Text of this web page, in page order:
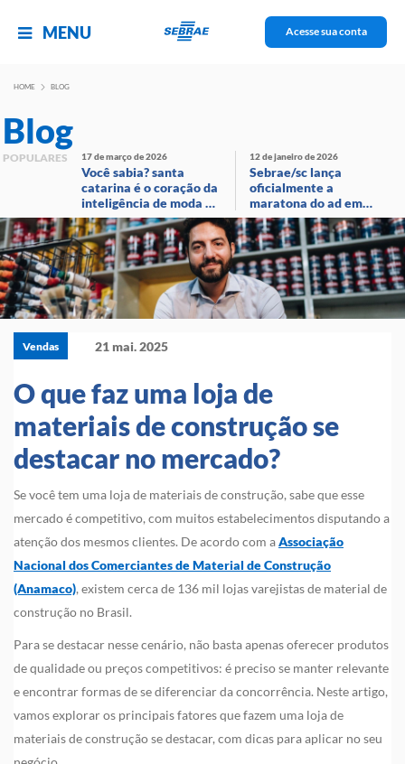
MENU Acesse sua conta
HOME BLOG
Blog
POPULARES 17 de março de 2026
Você sabia? santa
catarina é o coração da
inteligência de moda no
brasil!
12 de janeiro de 2026
Sebrae/sc lança
oficialmente a
maratona do ad em
evento com
transmissão ao vivo
Vendas 21 mai. 2025
O que faz uma loja de
materiais de construção se
destacar no mercado?
Se você tem uma loja de materiais de construção, sabe que esse
mercado é competitivo, com muitos estabelecimentos disputando a
atenção dos mesmos clientes. De acordo com aAssociação
Nacional dos Comerciantes de Material de Construção
(Anamaco), existem cerca de 136 mil lojas varejistas de material de
construção no Brasil.
Para se destacar nesse cenário, não basta apenas oferecer produtos
de qualidade ou preços competitivos: é preciso se manter relevante
e encontrar formas de se diferenciar da concorrência. Neste artigo,
vamos explorar os principais fatores que fazem uma loja de
materiais de construção se destacar, com dicas para aplicar no seu